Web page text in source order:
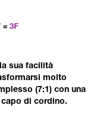
sua facilità
molto
(7:1) con una
di cordino.